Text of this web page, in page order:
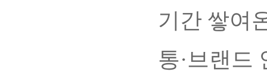
기간 쌓여
통·브랜드